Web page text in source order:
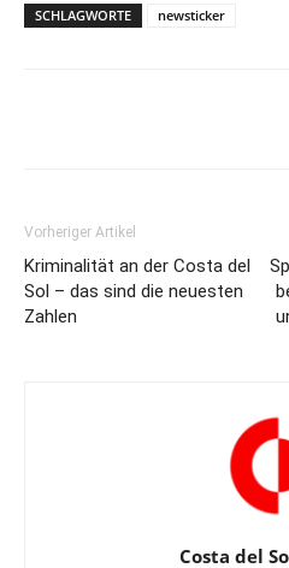
SCHLAGWORTE newsticker
Vorheriger Artikel
Kriminalität an der Costa del
Sol – das sind die neuesten
Zahlen
Costa del